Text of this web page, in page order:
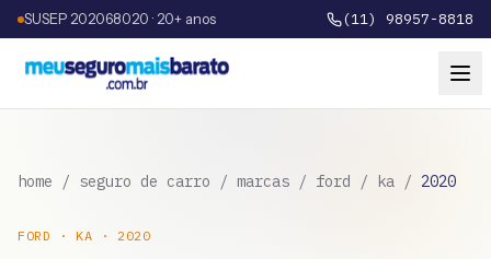
SUSEP 202068020 · 20+ anos (11) 98957-8818
home / seguro de carro / marcas / ford / ka / 2020
FORD ·KA ·2020